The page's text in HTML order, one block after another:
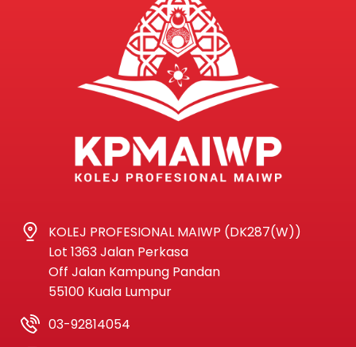
KOLEJ PROFESIONAL MAIWP (DK287(W))
Lot 1363 Jalan Perkasa
Off Jalan Kampung Pandan
55100 Kuala Lumpur
03-92814054